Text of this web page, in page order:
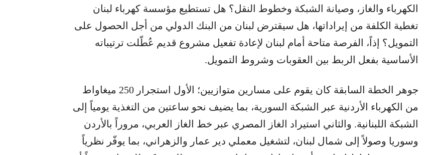
الكهرباء والغاز، وصيانة الشبكة وخطوط النقل؟ هل تستطيع مؤسسة كهرباء لبنان
تغطية الكلفة من إيراداتها، هل سيقترض لبنان من البنك الدولي من أجل الحصول على
التمويل؟ إذاً، الفرصة متاحة أمام لبنان لإعادة تفعيل مشروع قديم عُطّلت ترتيباته
الأساسية بفعل الربط بين العقوبات وشروط التمويل.
جوهر الخطة السابقة كان يقوم على مسارين متوازيين؛ الأول استجرار 250 ميغاواط
من الكهرباء الأردنية عبر الشبكة السورية، بما يضيف نحو ساعتين من التغذية يومياً إلى
الشبكة اللبنانية. والثاني استيراد الغاز المصري عبر خط الغاز العربي، مروراً بالأردن
وسوريا وصولاً إلى شمال لبنان، لتشغيل معملي دير عمار والزهراني، بما يوفّر نظرياً